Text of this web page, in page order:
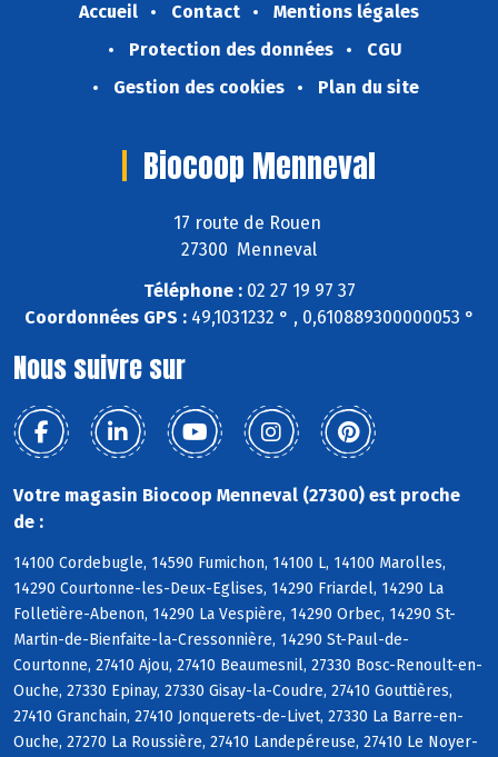
Accueil Contact
Mentions légales
Protection des données
CGU
Gestion des cookies
Plan du site
Biocoop Menneval
17 route de Rouen
27300 Menneval
Téléphone :02 27 19 97 37
Coordonnées GPS :49,1031232 ° , 0,610889300000053 °
Nous suivre sur
Votre magasin Biocoop Menneval (27300) est proche
de :
14100 Cordebugle, 14590 Fumichon, 14100 L, 14100 Marolles,
14290 Courtonne-les-Deux-Eglises, 14290 Friardel, 14290 La
Folletière-Abenon, 14290 La Vespière, 14290 Orbec, 14290 St-
Martin-de-Bienfaite-la-Cressonnière, 14290 St-Paul-de-
Courtonne, 27410 Ajou, 27410 Beaumesnil, 27330 Bosc-Renoult-en-
Ouche, 27330 Epinay, 27330 Gisay-la-Coudre, 27410 Gouttières,
27410 Granchain, 27410 Jonquerets-de-Livet, 27330 La Barre-en-
Ouche, 27270 La Roussière, 27410 Landepéreuse, 27410 Le Noyer-